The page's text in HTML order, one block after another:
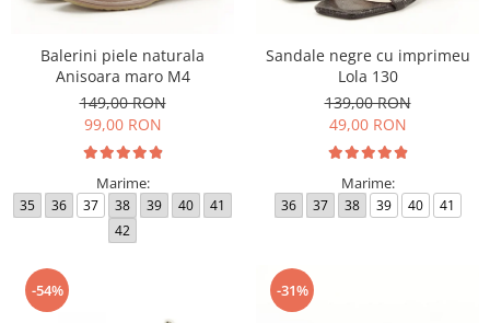
Balerini piele naturala
Anisoara maro M4
149,00 RON
99,00 RON
Marime:
35 36 37 38 39 40
41
42
Sandale negre cu imprimeu
Lola 130
139,00 RON
49,00 RON
Marime:
36 37 38 39 40 41
-54% -31%